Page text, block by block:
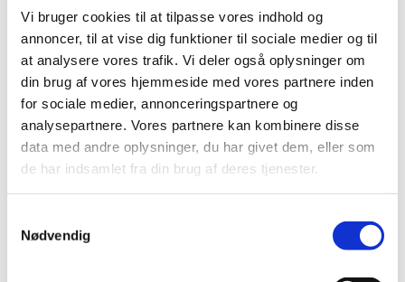
Vi bruger cookies til at tilpasse vores indhold og
annoncer, til at vise dig funktioner til sociale medier og til
at analysere vores trafik. Vi deler også oplysninger om
din brug af vores hjemmeside med vores partnere inden
for sociale medier, annonceringspartnere og
analysepartnere. Vores partnere kan kombinere disse
data med andre oplysninger, du har givet dem, eller som
de har indsamlet fra din brug af deres tjenester.
Nødvendig
tilskudsstatus for medicin mod neuropatiske smerter
Braltus® får generelt tilskud
|4. juli 2016|
Lægemiddelstyrelsen har besluttet, at Braltus® skal have
generelt tilskud. Braltus® indeholder tiotropium og…
Bedre adgang til patientdata i kliniske forsøg
for monitorer og GCP-inspektører
Lægemiddelstyrelsens inspektører får nu direkte adgang